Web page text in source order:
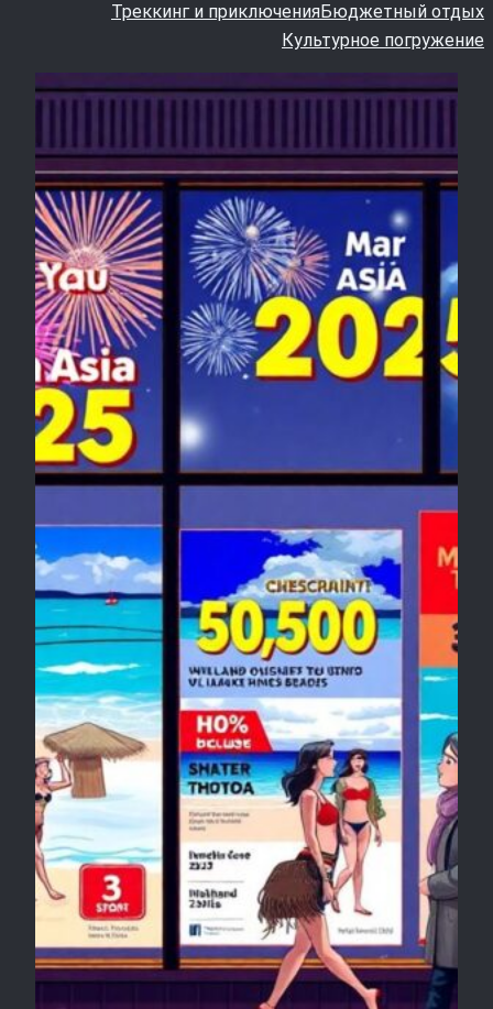
Треккинг и приключенияБюджетный отдых
Культурное погружение